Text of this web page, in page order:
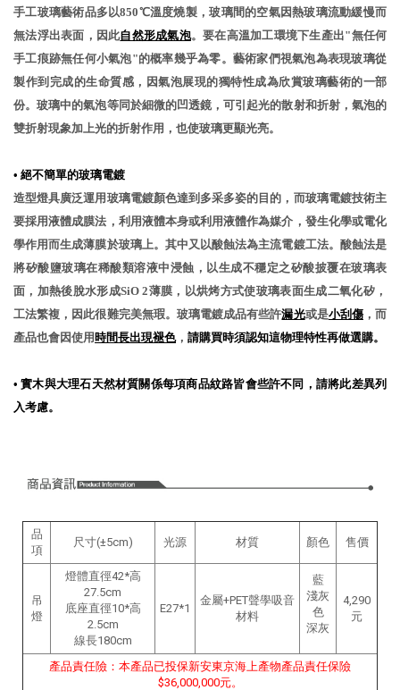
手工玻璃藝術品多以850℃溫度燒製，玻璃間的空氣因熱玻璃流動緩慢而
無法浮出表面，因此自然形成氣泡。要在高溫加工環境下生產出"無任何
手工痕跡無任何小氣泡"的概率幾乎為零。藝術家們視氣泡為表現玻璃從
製作到完成的生命質感，因氣泡展現的獨特性成為欣賞玻璃藝術的一部
份。玻璃中的氣泡等同於細微的凹透鏡，可引起光的散射和折射，氣泡的
雙折射現象加上光的折射作用，也使玻璃更顯光亮。
• 絕不簡單的玻璃電鍍
造型燈具廣泛運用玻璃電鍍顏色達到多采多姿的目的，而玻璃電鍍技術主
要採用液體成膜法，利用液體本身或利用液體作為媒介，發生化學或電化
學作用而生成薄膜於玻璃上。其中又以酸蝕法為主流電鍍工法。酸蝕法是
將矽酸鹽玻璃在稀酸類溶液中浸蝕，以生成不穩定之矽酸披覆在玻璃表
面，加熱後脫水形成SiO 2薄膜，以烘烤方式使玻璃表面生成二氧化矽，
工法繁複，因此很難完美無瑕。玻璃電鍍成品有些許漏光或是小刮傷，而
產品也會因使用時間長出現褪色， 請購買時須認知這物理特性再做選購。
• 實木與大理石天然材質關係每項商品紋路皆會些許不同，請將此差異列
入考慮。
品
項
尺寸(±5cm) 光源 材質 顏色 售價
吊
燈
燈體直徑42*高
27.5cm
底座直徑10*高
2.5cm
線長180cm
E27*1
金屬+PET聲學吸音
材料
藍
淺灰
色
深灰
4,290
元
產品責任險：本產品已投保新安東京海上產物產品責任保險
$36,000,000元。